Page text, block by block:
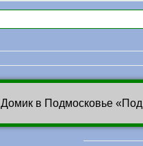
Домик в Подмосковье